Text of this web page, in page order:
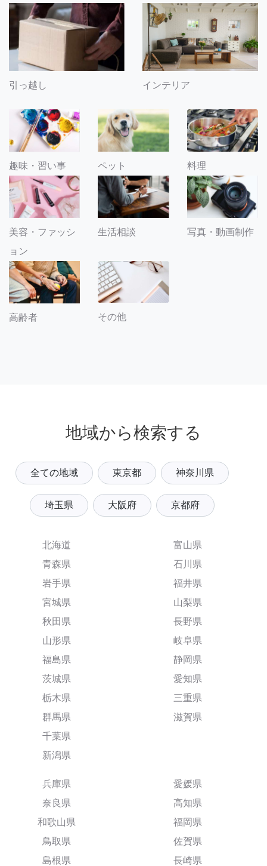
引っ越し インテリア
趣味・習い事 ペット 料理
美容・ファッシ
ョン
生活相談 写真・動画制作
高齢者 その他
地域から検索する
全ての地域 東京都 神奈川県
埼玉県 大阪府 京都府
北海道
青森県
岩手県
宮城県
秋田県
山形県
福島県
茨城県
栃木県
群馬県
千葉県
新潟県
富山県
石川県
福井県
山梨県
長野県
岐阜県
静岡県
愛知県
三重県
滋賀県
兵庫県
奈良県
和歌山県
鳥取県
島根県
愛媛県
高知県
福岡県
佐賀県
長崎県